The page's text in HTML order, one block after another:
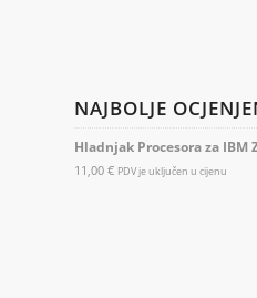
NAJBOLJE
Hladnjak Procesora za IBM
11,00 € PDV je uključen u cijenu